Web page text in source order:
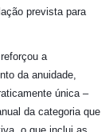
prevista para
a
da anuidade,
única –
da categoria que